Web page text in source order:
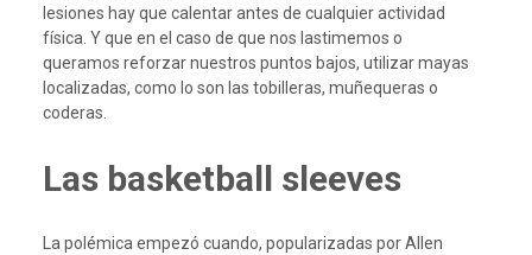
lesiones hay que calentar antes de cualquier actividad
física. Y que en el caso de que nos lastimemos o
queramos reforzar nuestros puntos bajos, utilizar mayas
localizadas, como lo son las tobilleras, muñequeras o
coderas.
Las basketball sleeves
La polémica empezó cuando, popularizadas por Allen